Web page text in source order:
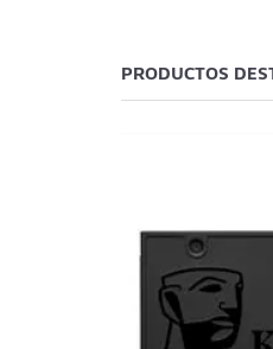
PRODUCTOS